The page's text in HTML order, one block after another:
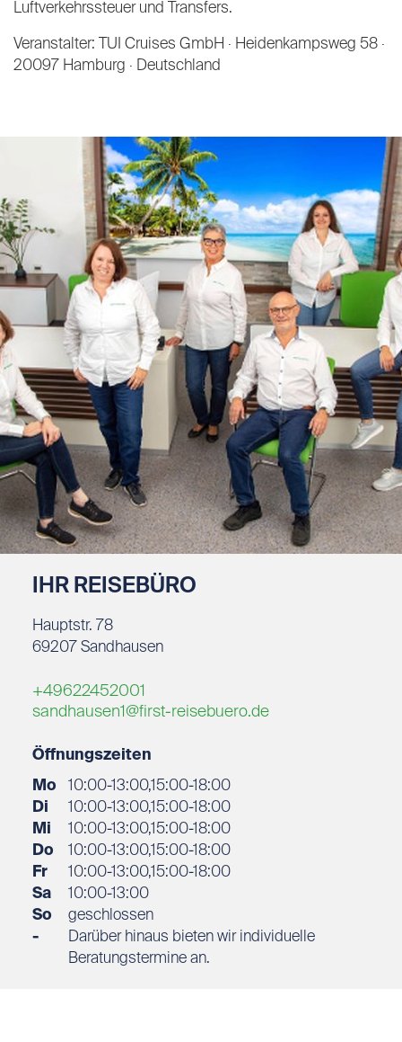
Luftverkehrssteuer und Transfers.
Veranstalter: TUI Cruises GmbH · Heidenkampsweg 58 ·
20097 Hamburg · Deutschland
IHR REISEBÜRO
Hauptstr. 78
69207 Sandhausen
+49622452001
sandhausen1@first-reisebuero.de
Öffnungszeiten
Mo
10:00-13:00,15:00-18:00
Di
10:00-13:00,15:00-18:00
Mi
10:00-13:00,15:00-18:00
Do
10:00-13:00,15:00-18:00
Fr
10:00-13:00,15:00-18:00
Sa
10:00-13:00
So
geschlossen
-
Darüber hinaus bieten wir individuelle
Beratungstermine an.